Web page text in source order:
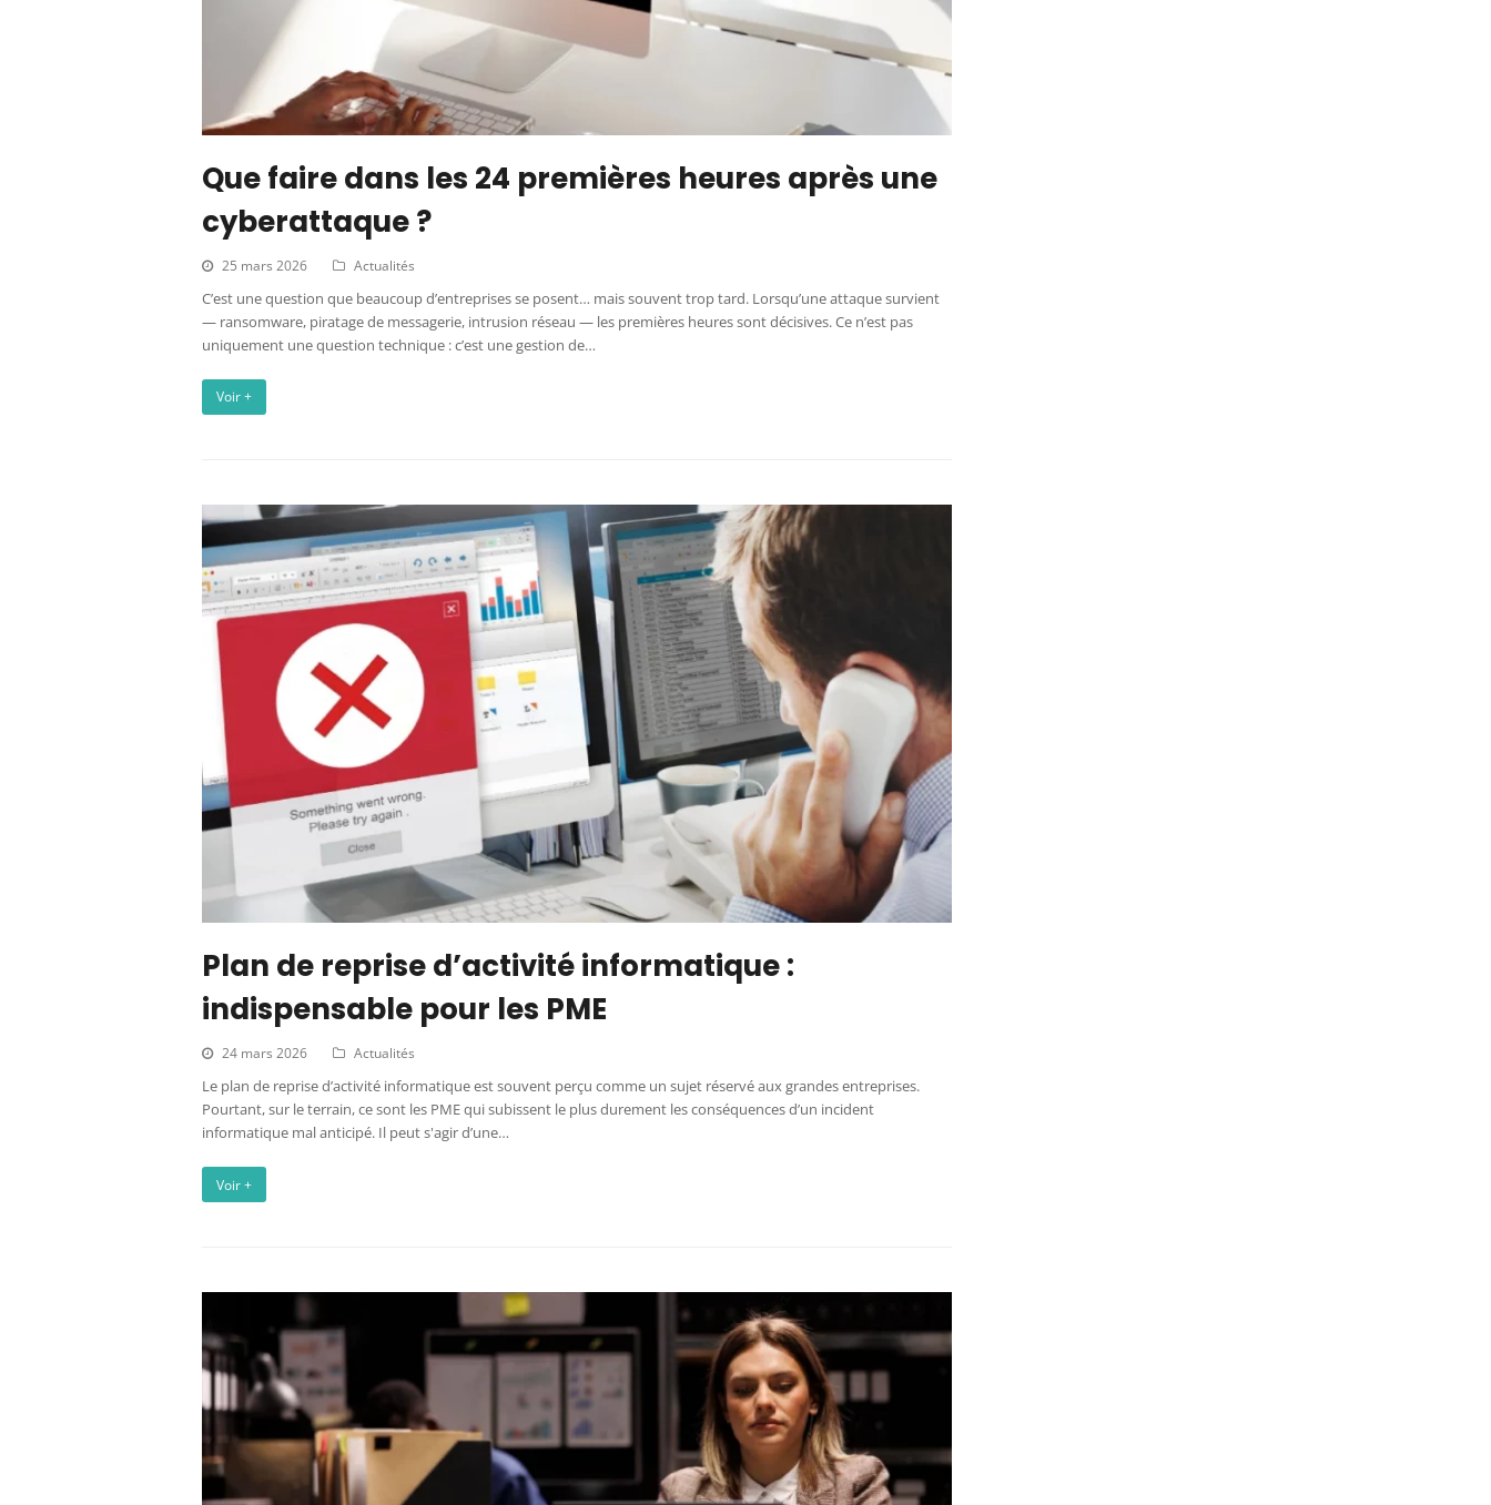
Que faire dans les 24 premières heures après une
cyberattaque ?
25 mars 2026 Actualités
C’est une question que beaucoup d’entreprises se posent… mais souvent trop tard. Lorsqu’une attaque survient
— ransomware, piratage de messagerie, intrusion réseau — les premières heures sont décisives. Ce n’est pas
uniquement une question technique : c’est une gestion de…
Voir +
Plan de reprise d’activité informatique :
indispensable pour les PME
24 mars 2026 Actualités
Le plan de reprise d’activité informatique est souvent perçu comme un sujet réservé aux grandes entreprises.
Pourtant, sur le terrain, ce sont les PME qui subissent le plus durement les conséquences d’un incident
informatique mal anticipé. Il peut s'agir d’une…
Voir +